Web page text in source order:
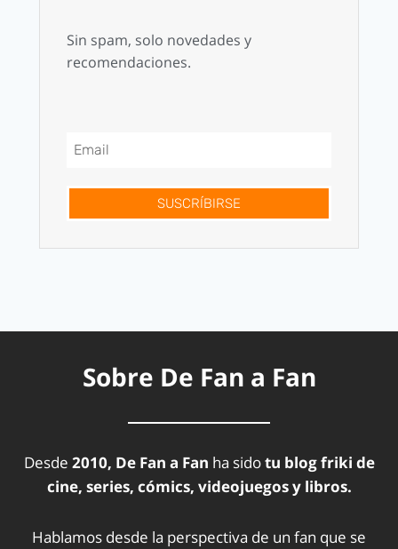
Sin spam, solo novedades y
recomendaciones.
SUSCRÍBIRSE
Sobre De Fan a Fan
Desde 2010, De Fan a Fan ha sidotu blog friki de
cine, series, cómics, videojuegos y libros.
Hablamos desde la perspectiva de un fan que se